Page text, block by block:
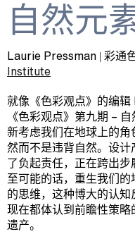
自然元
Laurie Pressman | 彩通
Institute
就像《色彩观点》的编
《色彩观点》第九期 –
新考虑我们在地球上的
然而不是违背自然。设
了负起责任，正在跨出
至可能的话，重生我们
的思维，这种博大的认知
现在都体认到前瞻性策
遗产。